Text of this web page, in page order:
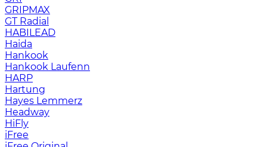
GRIPMAX
GT Radial
HABILEAD
Haida
Hankook
Hankook Laufenn
HARP
Hartung
Hayes Lemmerz
Headway
HiFly
iFree